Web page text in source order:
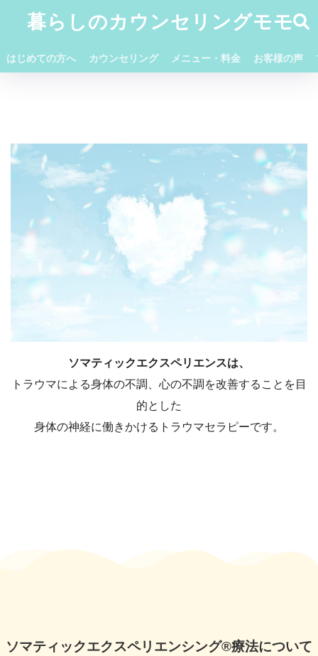
暮らしのカウンセリングモモ
はじめての方へ カウンセリング メニュー・料金 お客様の声
ソマティックエクスペリエンスは、
トラウマによる身体の不調、心の不調を改善することを目
的とした
身体の神経に働きかけるトラウマセラピーです。
ソマティックエクスペリエンシング®療法について